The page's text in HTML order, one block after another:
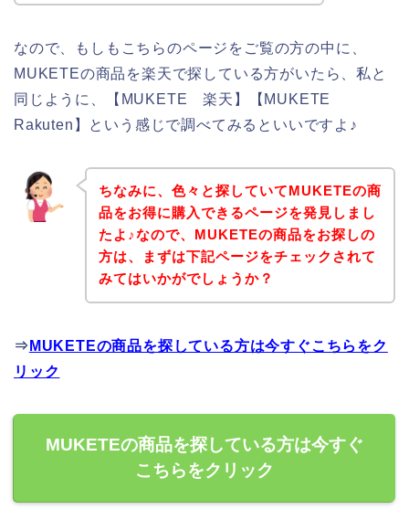
なので、もしもこちらのページをご覧の方の中に、
MUKETEの商品を楽天で探している方がいたら、私と
同じように、【MUKETE 楽天】【MUKETE
Rakuten】という感じで調べてみるといいですよ♪
ちなみに、色々と探していてMUKETEの商
品をお得に購入できるページを発見しまし
たよ♪なので、MUKETEの商品をお探しの
方は、まずは下記ページをチェックされて
みてはいかがでしょうか？
⇒ MUKETEの商品を探している方は今すぐこちらをク
リック
MUKETEの商品を探している方は今すぐ
こちらをクリック